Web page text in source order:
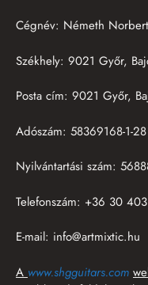
Cégnév: Németh
Székhely: 9021 Győr,
Posta cím: 9021 Győr,
Adószám: 58369168-1-28
Nyilvántartási szám:
Telefonszám: +36 30
E-mail: info@artmixtic.hu
A www.shgguitars.com